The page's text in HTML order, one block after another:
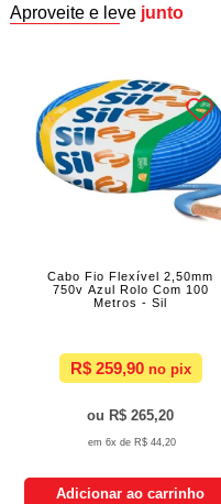
Aproveite e leve junto
Cabo Fio Flexível 2,50mm
750v Azul Rolo Com 100
Metros - Sil
R$ 259,90
R$ 265,20
6x de R$ 44,20
Adicionar ao carrinho